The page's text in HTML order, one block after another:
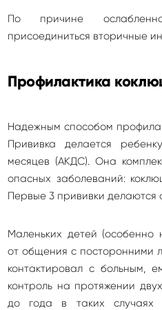
По причине
присоединиться вторичные
Профилактика
Надежным способом
Прививка делается
месяцев (АКДС). Она
опасных заболеваний:
Первые 3 прививки делаются
Маленьких детей (особенно
от общения с посторонними
контактировал с больным,
контроль на протяжении
до года в таких случаях